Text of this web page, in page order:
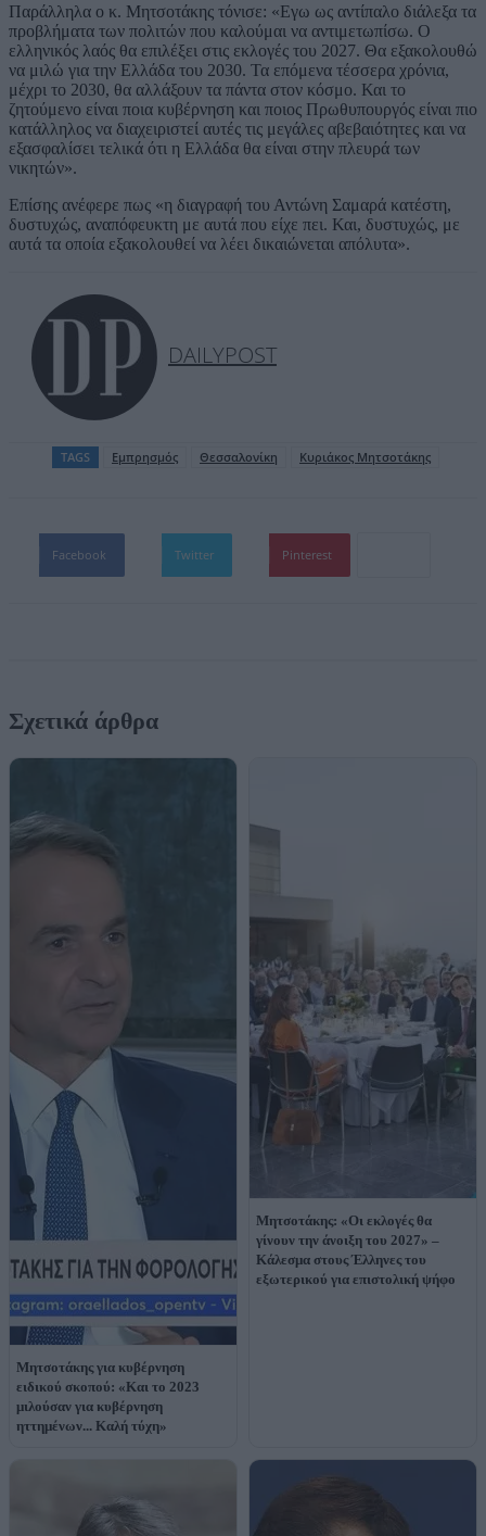
Παράλληλα ο κ. Μητσοτάκης τόνισε: «Εγω ως αντίπαλο διάλεξα τα
προβλήματα των πολιτών που καλούμαι να αντιμετωπίσω. Ο
ελληνικός λαός θα επιλέξει στις εκλογές του 2027. Θα εξακολουθώ
να μιλώ για την Ελλάδα του 2030. Τα επόμενα τέσσερα χρόνια,
μέχρι το 2030, θα αλλάξουν τα πάντα στον κόσμο. Και το
ζητούμενο είναι ποια κυβέρνηση και ποιος Πρωθυπουργός είναι πιο
κατάλληλος να διαχειριστεί αυτές τις μεγάλες αβεβαιότητες και να
εξασφαλίσει τελικά ότι η Ελλάδα θα είναι στην πλευρά των
νικητών».
Επίσης ανέφερε πως «η διαγραφή του Αντώνη Σαμαρά κατέστη,
δυστυχώς, αναπόφευκτη με αυτά που είχε πει. Και, δυστυχώς, με
αυτά τα οποία εξακολουθεί να λέει δικαιώνεται απόλυτα».
DAILYPOST
TAGS Εμπρησμός Θεσσαλονίκη Κυριάκος Μητσοτάκης
Facebook Twitter Pinterest
Σχετικά άρθρα
Μητσοτάκης για κυβέρνηση
ειδικού σκοπού: «Και το 2023
μιλούσαν για κυβέρνηση
ηττημένων... Καλή τύχη»
Μητσοτάκης: «Οι εκλογές θα
γίνουν την άνοιξη του 2027» –
Κάλεσμα στους Έλληνες του
εξωτερικού για επιστολική ψήφο